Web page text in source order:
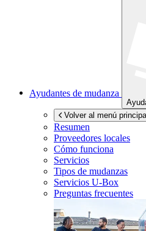
Ayudantes de mudanza
Volver al menú
Resumen
Proveedores locales
Cómo funciona
Servicios
Tipos de mudanzas
Servicios U-Box
Preguntas frecuentes